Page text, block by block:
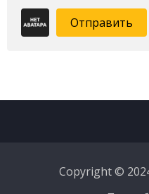
Отправить
Copyright ©